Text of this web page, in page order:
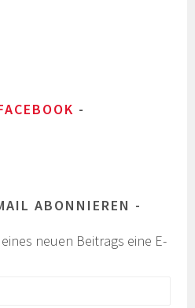
ABONNIEREN
neuen Beitrags eine E-